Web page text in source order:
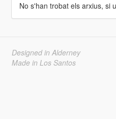
No s'han trobat els arxius, si
Designed in Alderney
Made in Los Santos